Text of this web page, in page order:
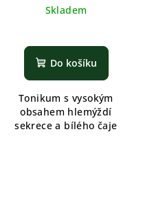
Skladem
Do košíku
Tonikum s vysokým
obsahem hlemýždí
sekrece a bílého čaje